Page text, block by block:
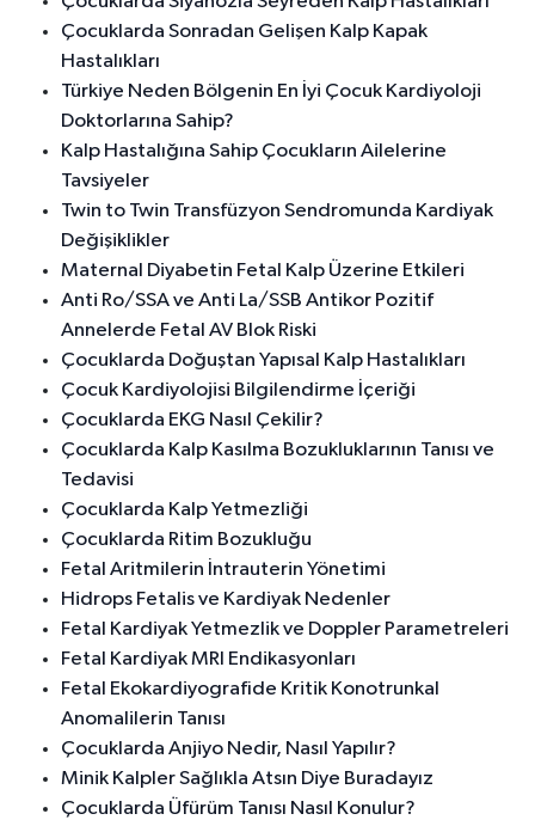
Çocuklarda Sonradan Gelişen Kalp Kapak
Hastalıkları
Türkiye Neden Bölgenin En İyi Çocuk Kardiyoloji
Doktorlarına Sahip?
Kalp Hastalığına Sahip Çocukların Ailelerine
Tavsiyeler
Twin to Twin Transfüzyon Sendromunda Kardiyak
Değişiklikler
Maternal Diyabetin Fetal Kalp Üzerine Etkileri
Anti Ro/SSA ve Anti La/SSB Antikor Pozitif
Annelerde Fetal AV Blok Riski
Çocuklarda Doğuştan Yapısal Kalp Hastalıkları
Çocuk Kardiyolojisi Bilgilendirme İçeriği
Çocuklarda EKG Nasıl Çekilir?
Çocuklarda Kalp Kasılma Bozukluklarının Tanısı ve
Tedavisi
Çocuklarda Kalp Yetmezliği
Çocuklarda Ritim Bozukluğu
Fetal Aritmilerin İntrauterin Yönetimi
Hidrops Fetalis ve Kardiyak Nedenler
Fetal Kardiyak Yetmezlik ve Doppler Parametreleri
Fetal Kardiyak MRI Endikasyonları
Fetal Ekokardiyografide Kritik Konotrunkal
Anomalilerin Tanısı
Çocuklarda Anjiyo Nedir, Nasıl Yapılır?
Minik Kalpler Sağlıkla Atsın Diye Buradayız
Çocuklarda Üfürüm Tanısı Nasıl Konulur?